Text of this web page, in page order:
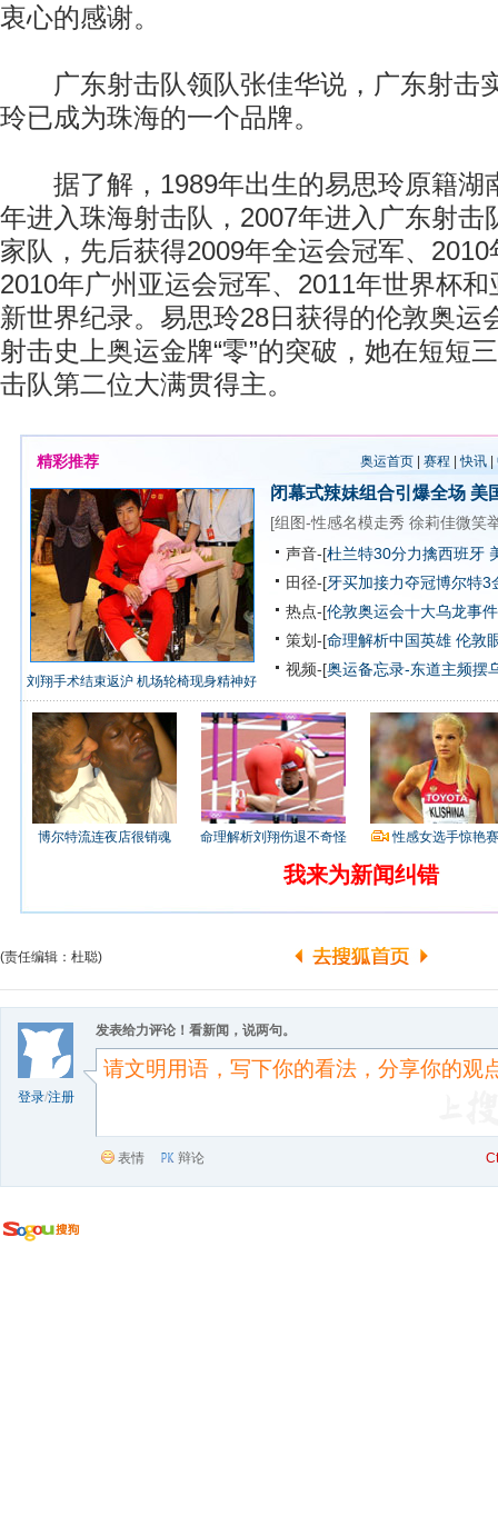
衷心的感谢。
广东射击队领队张佳华说，广东射击
玲已成为珠海的一个品牌。
据了解，1989年出生的易思玲原籍湖
年进入珠海射击队，2007年进入广东射击
家队，先后获得2009年全运会冠军、
2010年广州亚运会冠军、2011年世界杯
新世界纪录。易思玲28日获得的伦敦奥运
射击史上奥运金牌“零”的突破，她在短短
击队第二位大满贯得主。
精彩推荐 奥运首页| 赛程 |快讯|
刘翔手术结束返沪 机场轮椅现身精神好
闭幕式辣妹组合引爆全场 美
[组图-性感名模走秀 徐莉佳微笑
声音-[杜兰特30分力擒西班牙
田径-[牙买加接力夺冠博尔特3
热点-[伦敦奥运会十大乌龙事件
策划-[命理解析中国英雄 伦敦
视频-[奥运备忘录-东道主频摆
博尔特流连夜店很销魂 命理解析刘翔伤退不奇怪 性感女选手惊艳
我来为新闻纠错
(责任编辑：杜聪)
登录/注册
发表给力评论！看新闻，说两句。
表情 辩论